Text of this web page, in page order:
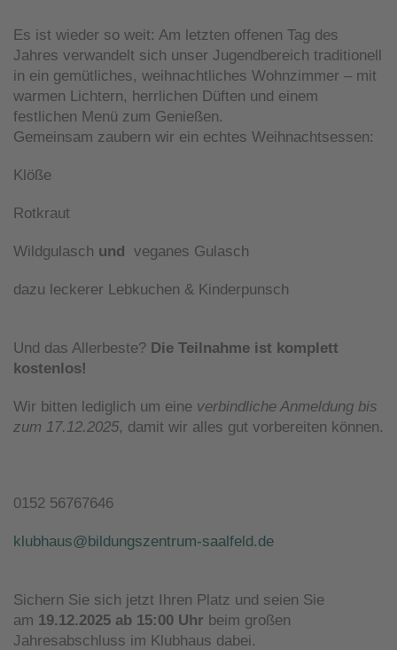
Es ist wieder so weit: Am letzten offenen Tag des
Jahres verwandelt sich unser Jugendbereich traditionell
in ein gemütliches, weihnachtliches Wohnzimmer – mit
warmen Lichtern, herrlichen Düften und einem
festlichen Menü zum Genießen.
Gemeinsam zaubern wir ein echtes Weihnachtsessen:
Klöße
Rotkraut
Wildgulasch und veganes Gulasch
dazu leckerer Lebkuchen & Kinderpunsch
Und das Allerbeste? Die Teilnahme ist komplett
kostenlos!
Wir bitten lediglich um eine verbindliche Anmeldung bis
zum 17.12.2025, damit wir alles gut vorbereiten können.
0152 56767646
klubhaus@bildungszentrum-saalfeld.de
Sichern Sie sich jetzt Ihren Platz und seien Sie
am 19.12.2025 ab 15:00 Uhr beim großen
Jahresabschluss im Klubhaus dabei.